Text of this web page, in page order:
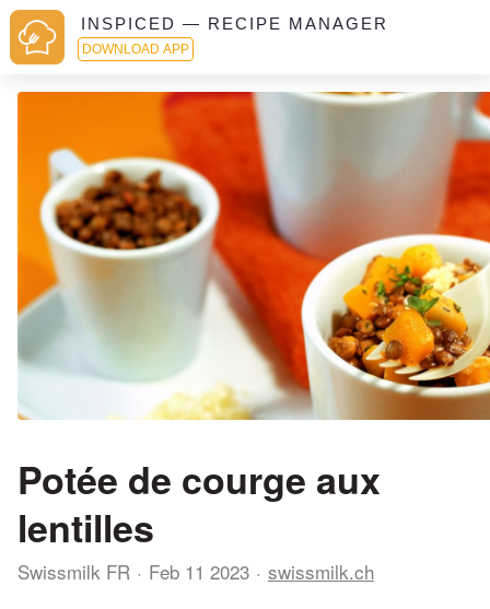
INSPICED — RECIPE MANAGER
DOWNLOAD APP
Potée de courge aux
lentilles
Swissmilk FR Feb 11 2023 swissmilk.ch